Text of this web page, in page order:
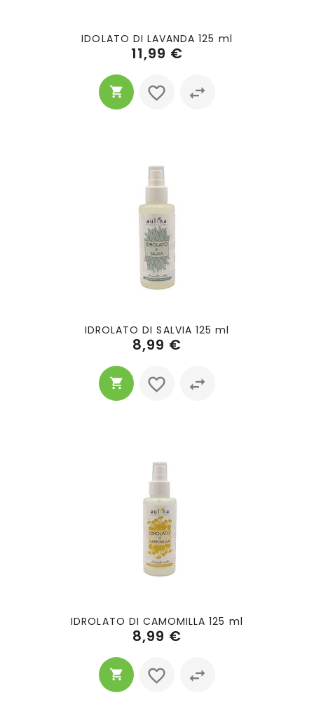
IDOLATO DI LAVANDA 125 ml
11,99 €
IDROLATO DI SALVIA 125 ml
8,99 €
IDROLATO DI CAMOMILLA 125 ml
8,99 €